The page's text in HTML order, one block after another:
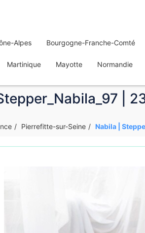
Alpes Bourgogne-Franche-Comté
Martinique Mayotte Normandie
|
Pierrefitte-sur-Seine Nabila |